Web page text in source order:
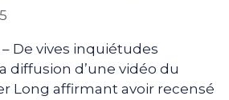
De vives inquiétudes
diffusion d’une vidéo du
Long affirmant avoir recensé